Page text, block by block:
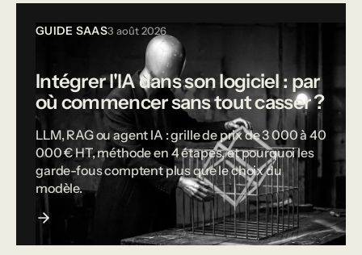
GUIDE SAAS3 août 2026
Intégrer l'IA dans son logiciel : par
où commencer sans tout casser ?
LLM, RAG ou agent IA : grille de prix de 3 000 à 40
000 € HT, méthode en 4 étapes, et pourquoi les
garde-fous comptent plus que le choix du
modèle.